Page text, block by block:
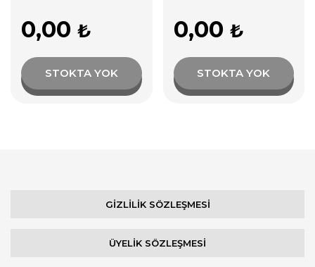
0,00 ₺
STOKTA YOK
0,00 ₺
STOKTA YOK
GİZLİLİK SÖZLEŞMESİ
ÜYELİK SÖZLEŞMESİ